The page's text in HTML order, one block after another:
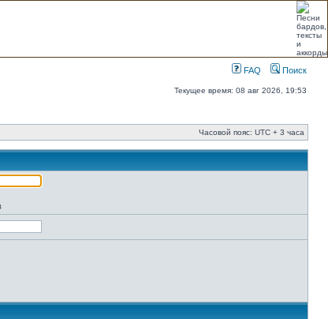
FAQ Поиск
Текущее время: 08 авг 2026, 19:53
Часовой пояс: UTC + 3 часа